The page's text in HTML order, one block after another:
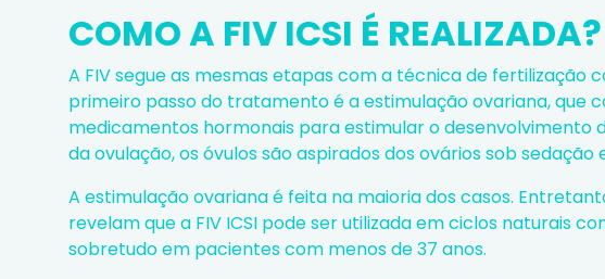
COMO A FIV ICSI É REALIZADA?
A FIV segue as mesmas etapas com a técnica de fertilização
primeiro passo do tratamento é a estimulação ovariana, que
medicamentos hormonais para estimular o desenvolvimento
da ovulação, os óvulos são aspirados dos ovários sob
A estimulação ovariana é feita na maioria dos casos.
revelam que a FIV ICSI pode ser utilizada em ciclos naturais
sobretudo em pacientes com menos de 37 anos.